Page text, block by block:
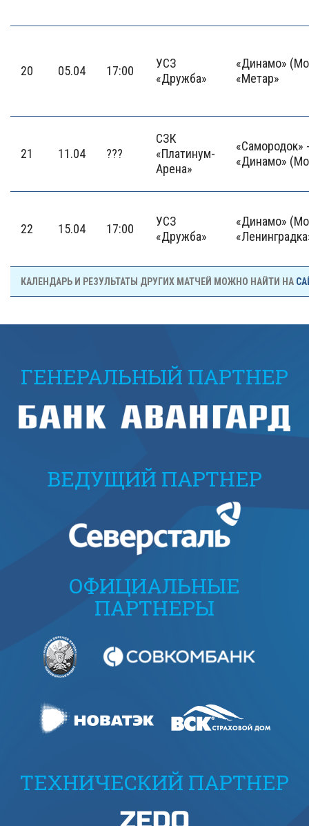
20 05.04 17:00
УСЗ
«Дружба»
«Динамо»
«Метар»
21 11.04 ???
СЗК
«Платинум-
Арена»
«Самородок»
«Динамо»
22 15.04 17:00
УСЗ
«Дружба»
«Динамо»
КАЛЕНДАРЬ И РЕЗУЛЬТАТЫ ДРУГИХ МАТЧЕЙ МОЖНО НАЙТИ НА
ГЕНЕРАЛЬНЫЙ ПАРТНЕР
ВЕДУЩИЙ ПАРТНЕР
ОФИЦИАЛЬНЫЕ
ПАРТНЕРЫ
ТЕХНИЧЕСКИЙ ПАРТНЕР